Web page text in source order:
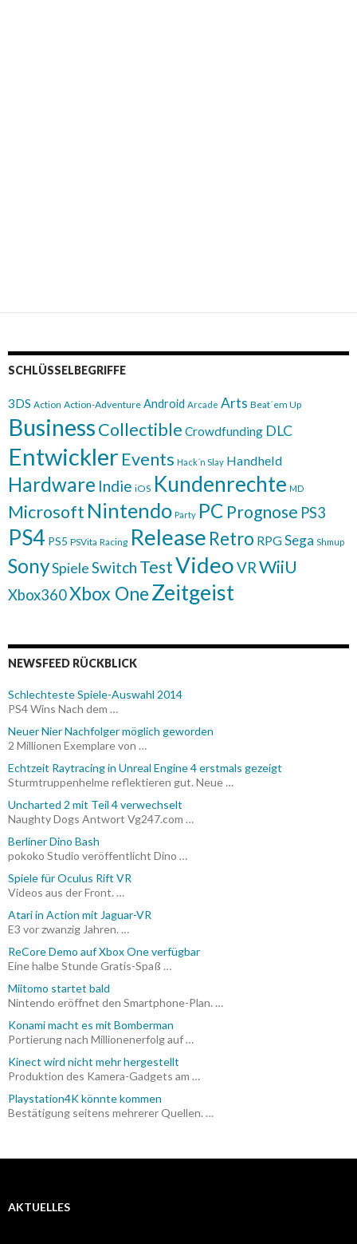
SCHLÜSSELBEGRIFFE
3DS Action Action-Adventure Android Arcade Arts Beat´em Up
BusinessCollectible Crowdfunding DLC
Entwickler Events Hack´n Slay Handheld
Hardware Indie iOS Kundenrechte MD
Microsoft Nintendo Party PC Prognose PS3
PS4 PS5 PSVita Racing Release Retro RPGSega Shmup
SonySpieleSwitch TestVideoVRWiiU
Xbox360Xbox OneZeitgeist
NEWSFEED RÜCKBLICK
Schlechteste Spiele-Auswahl 2014
PS4 Wins Nach dem …
Neuer Nier Nachfolger möglich geworden
2 Millionen Exemplare von …
Echtzeit Raytracing in Unreal Engine 4 erstmals gezeigt
Sturmtruppenhelme reflektieren gut. Neue …
Uncharted 2 mit Teil 4 verwechselt
Naughty Dogs Antwort Vg247.com …
Berliner Dino Bash
pokoko Studio veröffentlicht Dino …
Spiele für Oculus Rift VR
Videos aus der Front. …
Atari in Action mit Jaguar-VR
E3 vor zwanzig Jahren. …
ReCore Demo auf Xbox One verfügbar
Eine halbe Stunde Gratis-Spaß …
Miitomo startet bald
Nintendo eröffnet den Smartphone-Plan. …
Konami macht es mit Bomberman
Portierung nach Millionenerfolg auf …
Kinect wird nicht mehr hergestellt
Produktion des Kamera-Gadgets am …
Playstation4K könnte kommen
Bestätigung seitens mehrerer Quellen. …
AKTUELLES